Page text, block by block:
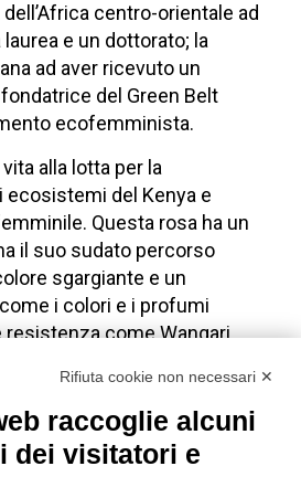
centro-orientale ad
e un dottorato; la
ad aver ricevuto un
del Green Belt
ecofemminista.
alla lotta per la
ecosistemi del Kenya e
Questa rosa ha un
il suo sudato percorso
sgargiante e un
i colori e i profumi
resistenza come Wangari.
fiore a coppa molto grande,
Rifiuta cookie non necessari ✕
raccoglie alcuni
dei visitatori e